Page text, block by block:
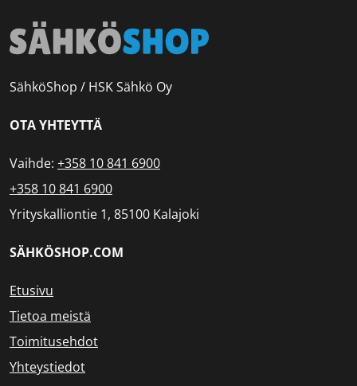
SähköShop / HSK Sähkö Oy
OTA YHTEYTTÄ
Vaihde: +358 10 841 6900
+358 10 841 6900
Yrityskalliontie 1, 85100 Kalajoki
SÄHKÖSHOP.COM
Etusivu
Tietoa meistä
Toimitusehdot
Yhteystiedot